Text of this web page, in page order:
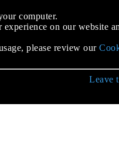
computer.
experience on our website
please review our
Leave